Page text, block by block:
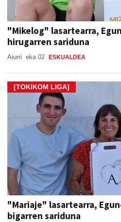
"Mikelog" lasartearra,
hirugarren sariduna
Aiurri eka 02 ESKUALDEA
[TOKIKOM LIGA]
"Mariaje" lasartearra,
bigarren sariduna